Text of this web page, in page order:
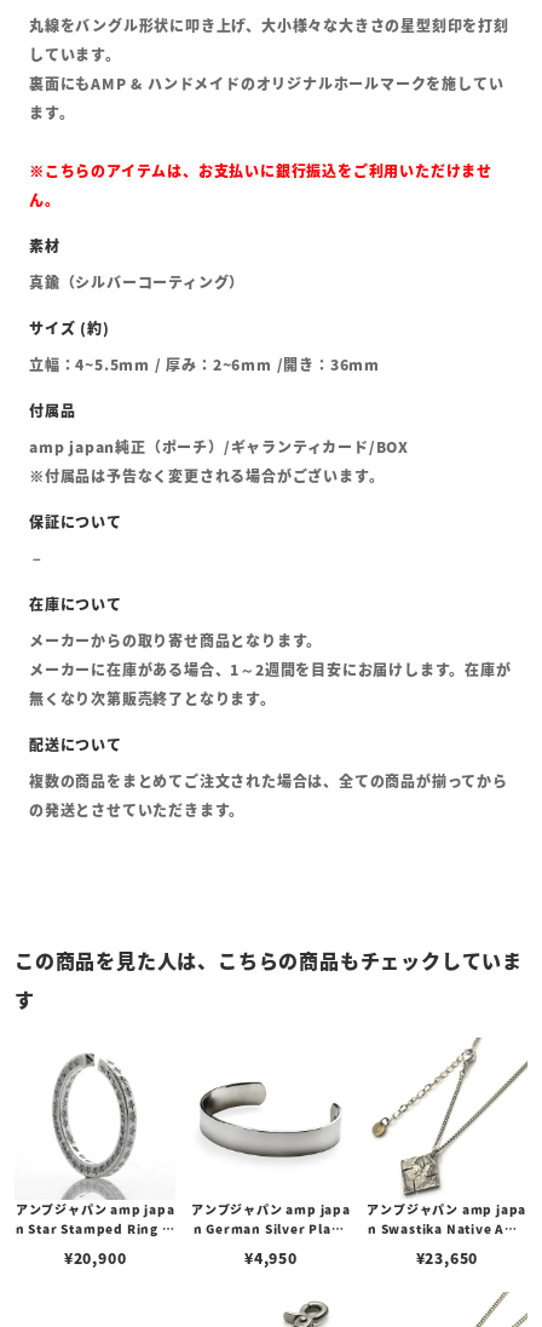
丸線をバングル形状に叩き上げ、大小様々な大きさの星型刻印を打刻
しています。
裏面にもAMP & ハンドメイドのオリジナルホールマークを施してい
ます。
※こちらのアイテムは、お支払いに銀行振込をご利用いただけませ
ん。
真鍮（シルバーコーティング）
立幅：4~5.5mm / 厚み：2~6mm /開き：36mm
amp japan純正（ポーチ）/ギャランティカード/BOX
※付属品は予告なく変更される場合がございます。
メーカーからの取り寄せ商品となります。
メーカーに在庫がある場合、1～2週間を目安にお届けします。在庫が
無くなり次第販売終了となります。
複数の商品をまとめてご注文された場合は、全ての商品が揃ってから
の発送とさせていただきます。
この商品を見た人は、こちらの商品もチェックしていま
す
アンプジャパン amp japa
n Star Stamped Ring ス
¥20,900
アンプジャパン amp japa
n German Silver Plane
マン シルバー プレーン バ
¥4,950
アンプジャパン amp japa
n Swastika Native Ame
amond- スワスティカ ネ
ネックレス ダイヤモンド
¥23,650